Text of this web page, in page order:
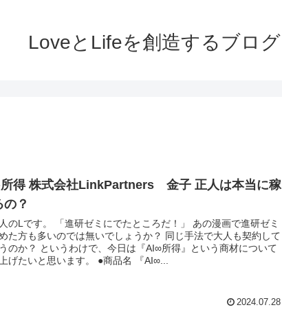
LoveとLifeを創造するブログ
得 株式会社LinkPartners 金子 正人は本当に稼
の？
のLです。 「進研ゼミにでたところだ！」 あの漫画で進研ゼミ
た方も多いのでは無いでしょうか？ 同じ手法で大人も契約して
のか？ というわけで、今日は『AI∞所得』という商材について
げたいと思います。 ●商品名 『AI∞...
2024.07.28